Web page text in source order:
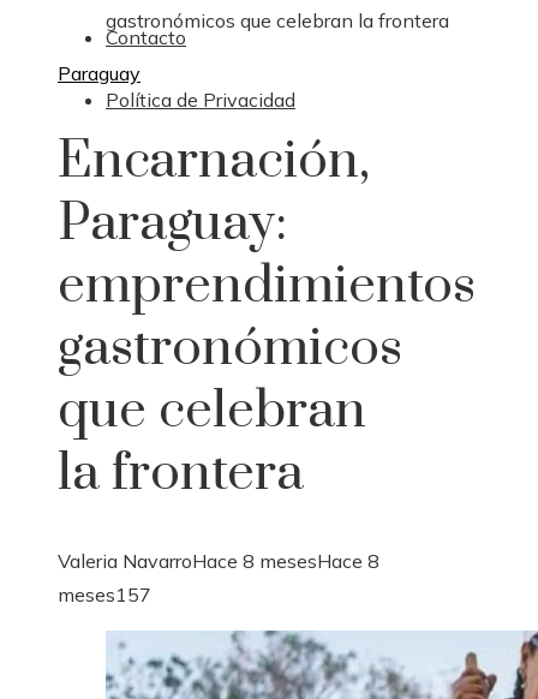
Contacto
Política de Privacidad
gastronómicos que celebran la frontera
Paraguay
Encarnación,
Paraguay:
emprendimientos
gastronómicos
que celebran
la frontera
Valeria NavarroHace 8 mesesHace 8
meses157